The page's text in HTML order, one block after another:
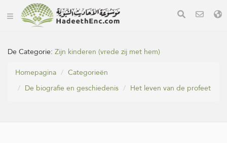
De Categorie:Zijn kinderen (vrede zij met hem)
Homepagina
Categorieën
De biografie en geschiedenis
Het leven van de profeet